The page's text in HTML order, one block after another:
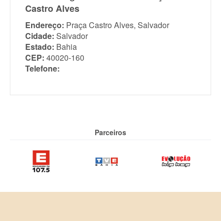
Castro Alves
Endereço: Praça Castro Alves, Salvador
Cidade: Salvador
Estado: Bahia
CEP: 40020-160
Telefone:
Parceiros